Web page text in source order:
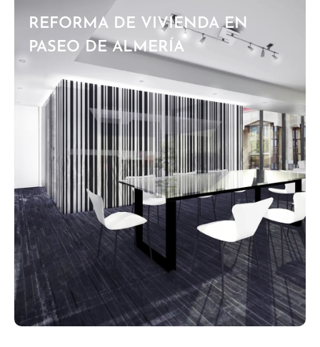
REFORMA DE VIVIENDA EN
PASEO DE ALMERÍA